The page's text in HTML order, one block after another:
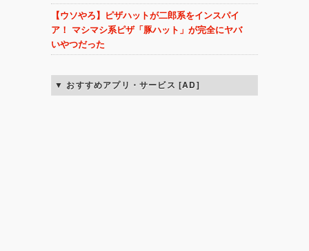
【ウソやろ】ピザハットが二郎系をインスパイ
ア！ マシマシ系ピザ「豚ハット」が完全にヤバ
いやつだった
おすすめアプリ・サービス [AD]